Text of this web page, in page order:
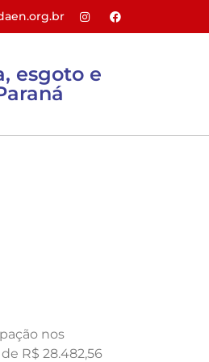
esgoto e
nos
R$ 28.482,56